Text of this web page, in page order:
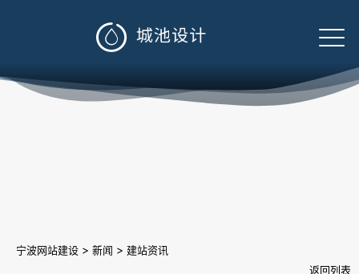

宁波网站建设 > 新闻 > 建站资讯
返回列表